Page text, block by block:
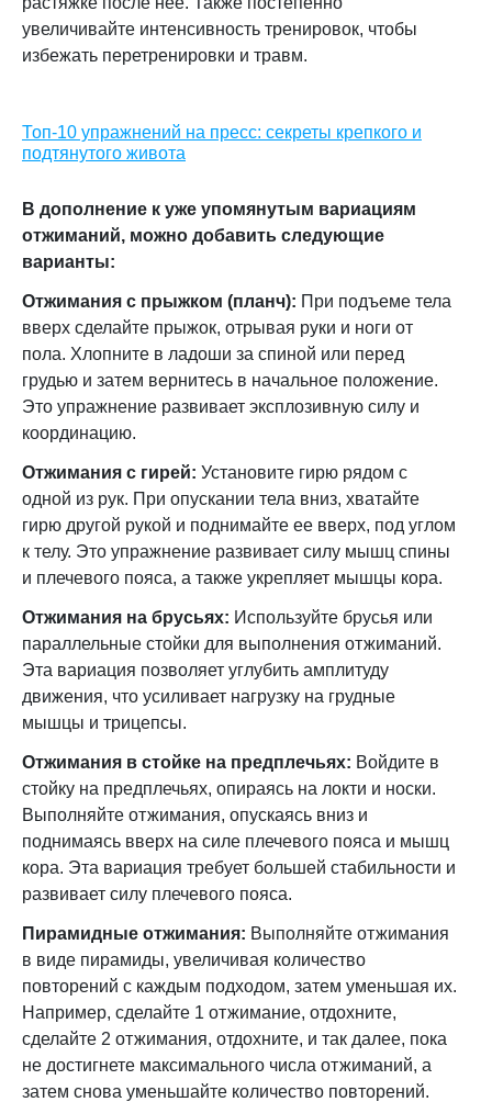
увеличивайте интенсивность тренировок, чтобы
избежать перетренировки и травм.
Топ-10 упражнений на пресс: секреты крепкого и
подтянутого живота
В дополнение к уже упомянутым вариациям
отжиманий, можно добавить следующие
варианты:
Отжимания с прыжком (планч): При подъеме тела
вверх сделайте прыжок, отрывая руки и ноги от
пола. Хлопните в ладоши за спиной или перед
грудью и затем вернитесь в начальное положение.
Это упражнение развивает эксплозивную силу и
координацию.
Отжимания с гирей: Установите гирю рядом с
одной из рук. При опускании тела вниз, хватайте
гирю другой рукой и поднимайте ее вверх, под углом
к телу. Это упражнение развивает силу мышц спины
и плечевого пояса, а также укрепляет мышцы кора.
Отжимания на брусьях: Используйте брусья или
параллельные стойки для выполнения отжиманий.
Эта вариация позволяет углубить амплитуду
движения, что усиливает нагрузку на грудные
мышцы и трицепсы.
Отжимания в стойке на предплечьях: Войдите в
стойку на предплечьях, опираясь на локти и носки.
Выполняйте отжимания, опускаясь вниз и
поднимаясь вверх на силе плечевого пояса и мышц
кора. Эта вариация требует большей стабильности и
развивает силу плечевого пояса.
Пирамидные отжимания: Выполняйте отжимания
в виде пирамиды, увеличивая количество
повторений с каждым подходом, затем уменьшая их.
Например, сделайте 1 отжимание, отдохните,
сделайте 2 отжимания, отдохните, и так далее, пока
не достигнете максимального числа отжиманий, а
затем снова уменьшайте количество повторений.